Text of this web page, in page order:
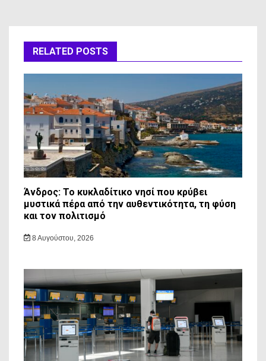
RELATED POSTS
Άνδρος: Το κυκλαδίτικο νησί που κρύβει
μυστικά πέρα από την αυθεντικότητα, τη φύση
και τον πολιτισμό
8 Αυγούστου, 2026